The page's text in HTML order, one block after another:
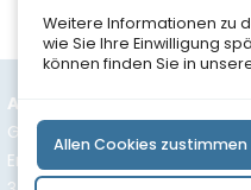
Adresse
Gate-Swiss Maklerservice
Ersigenstrasse 9
Weitere Informationen zu
wie Sie Ihre Einwilligung
können finden Sie in
Allen Cookies zustimmen